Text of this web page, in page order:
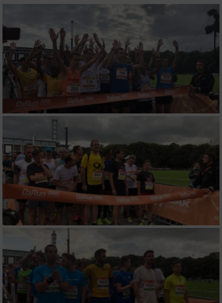
Werbung
Verwendung von Profilen zur Auswahl
personalisierter Werbung
Erstellung von Profilen zur Personalisierung
Verwendung von Profilen zur Auswahl
personalisierter Inhalte
Messung der Werbeleistung
Messung der Performance von Inhalten
Analyse von Zielgruppen durch Statistiken
verschiedenen Quellen
Entwicklung und Verbesserung der Angebote
Verwendung reduzierter Daten zur Auswahl
von Inhalten
IAB-Besonderheiten: